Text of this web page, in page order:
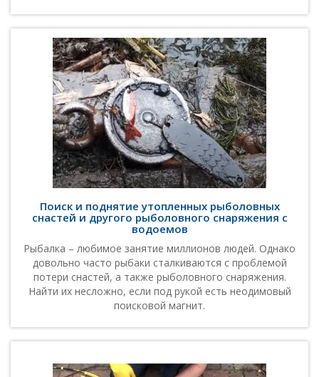
Поиск и поднятие утопленных рыболовных
снастей и другого рыболовного снаряжения с
водоемов
Рыбалка – любимое занятие миллионов людей. Однако
довольно часто рыбаки сталкиваются с проблемой
потери снастей, а также рыболовного снаряжения.
Найти их несложно, если под рукой есть неодимовый
поисковой магнит.